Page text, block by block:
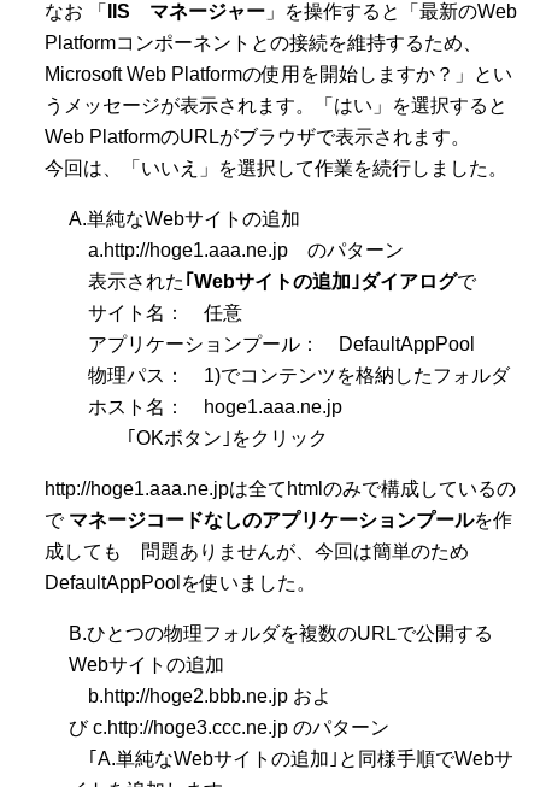
なお 「 IIS マネージャー 」を操作すると「最新のWeb
Platformコンポーネントとの接続を維持するため、
Microsoft Web Platformの使用を開始しますか？」とい
うメッセージが表示されます。「はい」を選択すると
Web PlatformのURLがブラウザで表示されます。
今回は、「いいえ」を選択して作業を続行しました。
A.単純なWebサイトの追加
a.http://hoge1.aaa.ne.jp のパターン
表示された ｢Webサイトの追加｣ダイアログで
サイト名： 任意
アプリケーションプール： DefaultAppPool
物理パス： 1)でコンテンツを格納したフォルダ
ホスト名： hoge1.aaa.ne.jp
｢OKボタン｣をクリック
http://hoge1.aaa.ne.jpは全てhtmlのみで構成しているの
で マネージコードなしのアプリケーションプールを作
成しても 問題ありませんが、今回は簡単のため
DefaultAppPoolを使いました。
B.ひとつの物理フォルダを複数のURLで公開する
Webサイトの追加
b.http://hoge2.bbb.ne.jp およ
び c.http://hoge3.ccc.ne.jp のパターン
｢A.単純なWebサイトの追加｣と同様手順でWebサ